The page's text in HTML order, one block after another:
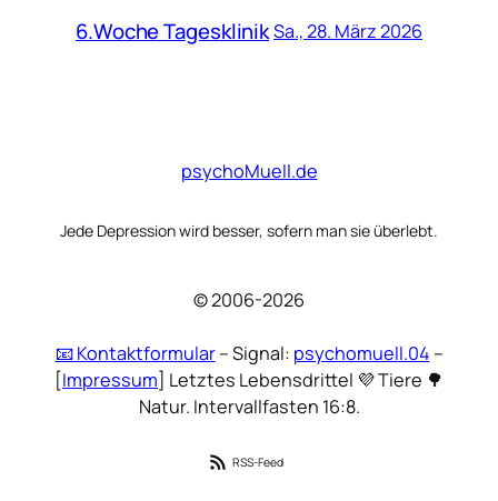
6.Woche TagesklinikSa., 28. März 2026
psychoMuell.de
Jede Depression wird besser, sofern man sie überlebt.
© 2006-2026
📧 Kontaktformular– Signal: psychomuell.04 –
[Impressum] Letztes Lebensdrittel 💜 Tiere 🌳
Natur. Intervallfasten 16:8.
RSS-Feed